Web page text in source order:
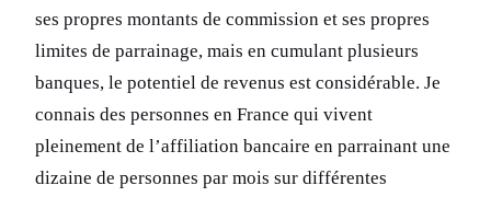
ses propres montants de commission et ses propres
limites de parrainage, mais en cumulant plusieurs
banques, le potentiel de revenus est considérable. Je
connais des personnes en France qui vivent
pleinement de l’affiliation bancaire en parrainant une
dizaine de personnes par mois sur différentes